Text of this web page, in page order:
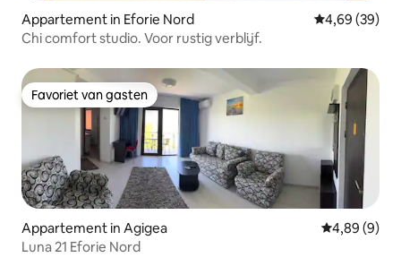
Appartement in Eforie Nord Gemiddelde
4,69 (39)
Chi comfort studio. Voor rustig verblijf.
Favoriet van gasten
Favoriet van gasten
Appartement in Agigea Gemiddelde
4,89 (9)
Luna 21 Eforie Nord